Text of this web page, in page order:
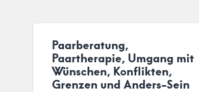
Paarberatung,
Paartherapie, Umgang mit
Wünschen, Konflikten,
Grenzen und Anders-Sein